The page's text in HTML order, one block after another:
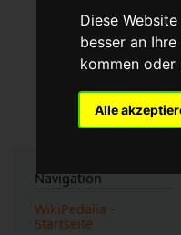
Diese
besser an
kommen oder
Alle
Navigation
WikiPedalia -
Startseite